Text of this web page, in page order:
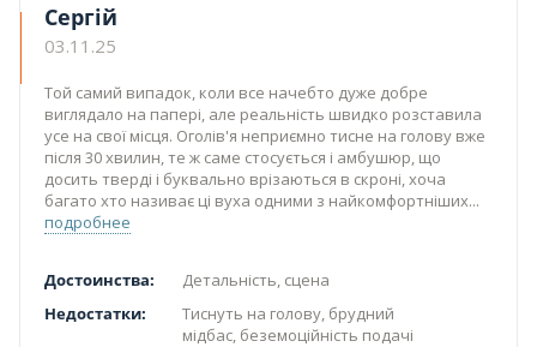
Сергій
03.11.25
Той самий випадок, коли все начебто дуже добре
виглядало на папері, але реальність швидко розставила
усе на свої місця. Оголів'я неприємно тисне на голову вже
після 30 хвилин, те ж саме стосується і амбушюр, що
досить тверді і буквально врізаються в скроні, хоча
багато хто називає ці вуха одними з найкомфортніших
подробнее
Достоинства:
Детальність, сцена
Недостатки:
Тиснуть на голову, брудний
мідбас, беземоційність подачі